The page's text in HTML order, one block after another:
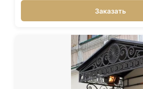
Заказать